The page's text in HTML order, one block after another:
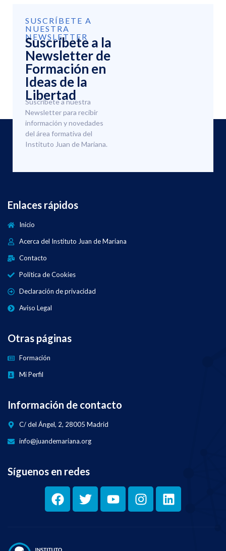
SUSCRÍBETE A
NUESTRA
NEWSLETTER
Suscríbete a la
Newsletter de
Formación en
Ideas de la
Libertad
Suscríbete a nuestra
Newsletter para recibir
información y novedades
del área formativa del
Instituto Juan de Mariana.
Enlaces rápidos
Inicio
Acerca del Instituto Juan de Mariana
Contacto
Política de Cookies
Declaración de privacidad
Aviso Legal
Otras páginas
Formación
Mi Perfil
Información de contacto
C/ del Ángel, 2, 28005 Madrid
info@juandemariana.org
Síguenos en redes